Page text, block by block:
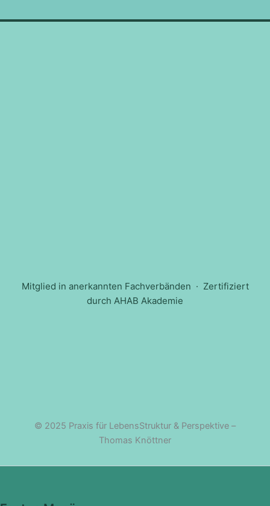
Mitglied in anerkannten Fachverbänden · Zertifiziert
durch AHAB Akademie
© 2025 Praxis für LebensStruktur & Perspektive –
Thomas Knöttner